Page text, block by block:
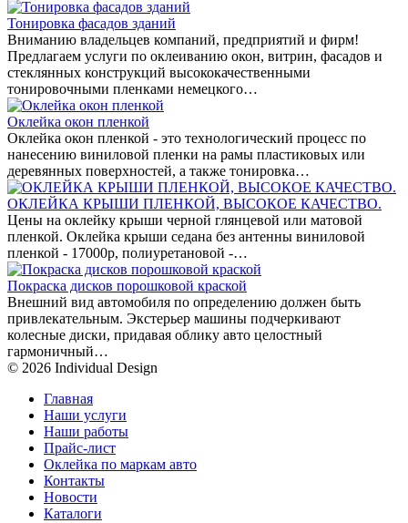
Тонировка фасадов зданий
Вниманию владельцев компаний, предприятий и фирм!
Предлагаем услуги по оклеиванию окон, витрин, фасадов и
стеклянных конструкций высококачественными
тонировочными пленками немецкого…
Оклейка окон пленкой
Оклейка окон пленкой - это технологический процесс по
нанесению виниловой пленки на рамы пластиковых или
деревянных поверхностей, а также тонировка…
ОКЛЕЙКА КРЫШИ ПЛЕНКОЙ, ВЫСОКОЕ КАЧЕСТВО.
Цены на оклейку крыши черной глянцевой или матовой
пленкой. Оклейка крыши седана без антенны виниловой
пленкой - 17000р, полиуретановой -…
Покраска дисков порошковой краской
Внешний вид автомобиля по определению должен быть
привлекательным. Экстерьер машины подчеркивают
колесные диски, придавая облику авто целостный
гармоничный…
© 2026 Individual Design
Главная
Наши услуги
Наши работы
Прайс-лист
Оклейка по маркам авто
Контакты
Новости
Каталоги